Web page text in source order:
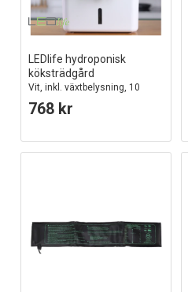
LEDlife hydroponisk
köksträdgård
Vit, inkl. växtbelysning, 10
platser, timer, 2,8L vattentank
768 kr